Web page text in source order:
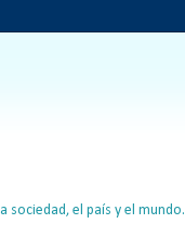
sociedad, el país y el mundo.